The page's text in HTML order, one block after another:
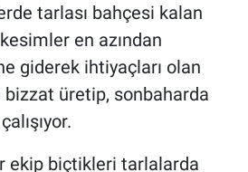
tarlası bahçesi kalan
en azından
giderek ihtiyaçları olan
bizzat üretip, sonbaharda
ekip biçtikleri tarlalarda